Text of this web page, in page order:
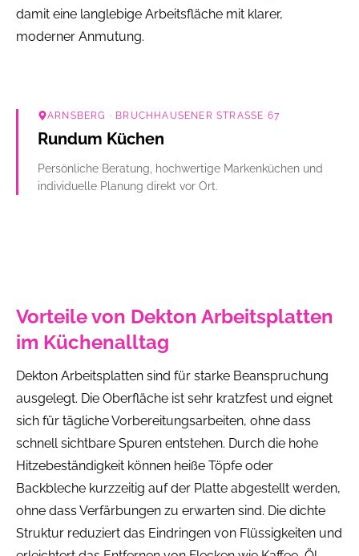
damit eine langlebige Arbeitsfläche mit klarer,
moderner Anmutung.
ARNSBERG · BRUCHHAUSENER STRASSE 67
Rundum Küchen
Persönliche Beratung, hochwertige Markenküchen und
individuelle Planung direkt vor Ort.
Vorteile von Dekton Arbeitsplatten
im Küchenalltag
Dekton Arbeitsplatten sind für starke Beanspruchung
ausgelegt. Die Oberfläche ist sehr kratzfest und eignet
sich für tägliche Vorbereitungsarbeiten, ohne dass
schnell sichtbare Spuren entstehen. Durch die hohe
Hitzebeständigkeit können heiße Töpfe oder
Backbleche kurzzeitig auf der Platte abgestellt werden,
ohne dass Verfärbungen zu erwarten sind. Die dichte
Struktur reduziert das Eindringen von Flüssigkeiten und